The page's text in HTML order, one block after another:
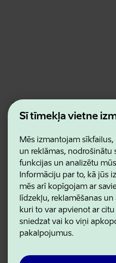
Šī tīmekļa vietne
Mēs izmantojam
un reklāmas, nodrošinātu
funkcijas un analizētu
Informāciju par to, kā jūs
mēs arī kopīgojam ar
līdzekļu, reklamēšanas
kuri to var apvienot ar
sniedzat vai ko viņi
pakalpojumus.
Estonian Business and
Kontakti
Sadarbības partneri
Lietošanas noteikumi
Sīkdatņu un